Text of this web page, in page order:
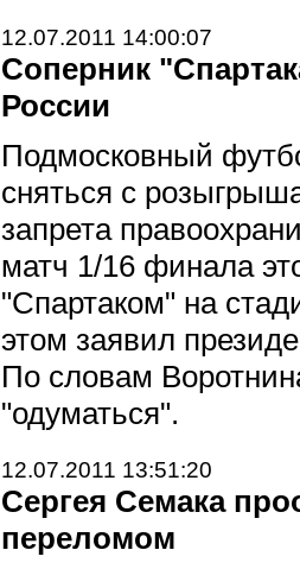
12.07.2011 14:00:07
Соперник
России
Подмосковный
сняться с
запрета
матч 1/16 финала
"Спартаком" на
этом заявил
По словам
"одуматься".
12.07.2011 13:51:20
Сергея Семака
переломом